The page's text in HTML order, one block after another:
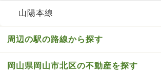
山陽本線
周辺の駅の路線から探す
岡山県岡山市北区の不動産を探す